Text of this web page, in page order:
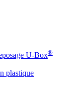
U-Box®
plastique